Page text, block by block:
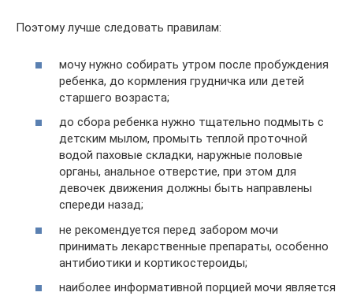
Поэтому лучше следовать правилам:
мочу нужно собирать утром после пробуждения
ребенка, до кормления грудничка или детей
старшего возраста;
до сбора ребенка нужно тщательно подмыть с
детским мылом, промыть теплой проточной
водой паховые складки, наружные половые
органы, анальное отверстие, при этом для
девочек движения должны быть направлены
спереди назад;
не рекомендуется перед забором мочи
принимать лекарственные препараты, особенно
антибиотики и кортикостероиды;
наиболее информативной порцией мочи является